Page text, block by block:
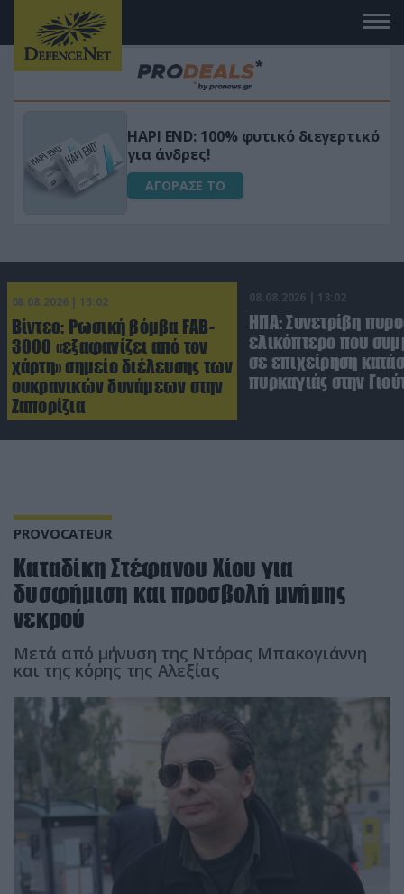
Μεταμόρφωσε τον κήπο σου με το
Ultra Box Μίνι Αλυσοπρίονο με
μπαταρία λιθίου
ΑΓΟΡΑΣΕ ΤΟ
08.08.2026 | 13:02
Βίντεο: Ρωσική βόμβα FAB-
3000 «εξαφανίζει από τον
χάρτη» σημείο διέλευσης των
ουκρανικών δυνάμεων στην
Ζαπορίζια
08.08.2026 | 13:02
ΗΠΑ: Συνετρίβη
ελικόπτερο που
σε επιχείρηση
πυρκαγιάς στην
PROVOCATEUR
Καταδίκη Στέφανου Χίου για
δυσφήμιση και προσβολή μνήμης
νεκρού
Μετά από μήνυση της Ντόρας Μπακογιάννη
και της κόρης της Αλεξίας